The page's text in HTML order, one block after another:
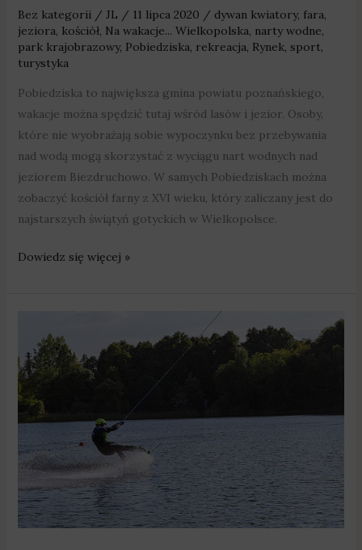
Bez kategorii / JL / 11 lipca 2020 / dywan kwiatory, fara
jeziora kościół, Na wakacje... Wielkopolska narty wodne
park krajobrazowy, Pobiedziska rekreacja Rynek, sport
turystyka
Pobiedziska to największa gmina powiatu poznańskiego,
wakacje można spędzić tutaj wśród lasów i jezior. Osoby,
które nie wyobrażają sobie wypoczynku bez przebywania
nad wodą mogą skorzystać z wyciągu nart wodnych nad
jeziorem Biezdruchowo. W samych Pobiedziskach można
zobaczyć kościół farny z XVI wieku, który zaliczany jest do
najstarszych świątyń gotyckich w Wielkopolsce.
Dowiedz się więcej »
narty
nad
jezioro